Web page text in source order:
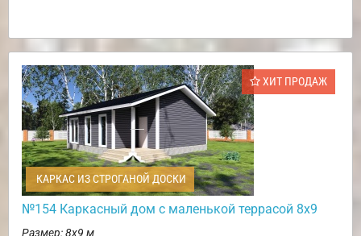
ХИТ ПРОДАЖ
КАРКАС ИЗ СТРОГАНОЙ ДОСКИ
№154 Каркасный дом с маленькой террасой 8х9
Размер: 8х9 м